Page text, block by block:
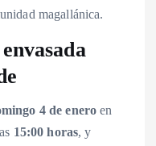
magallánica.
4 de enero en
15:00 horas, y